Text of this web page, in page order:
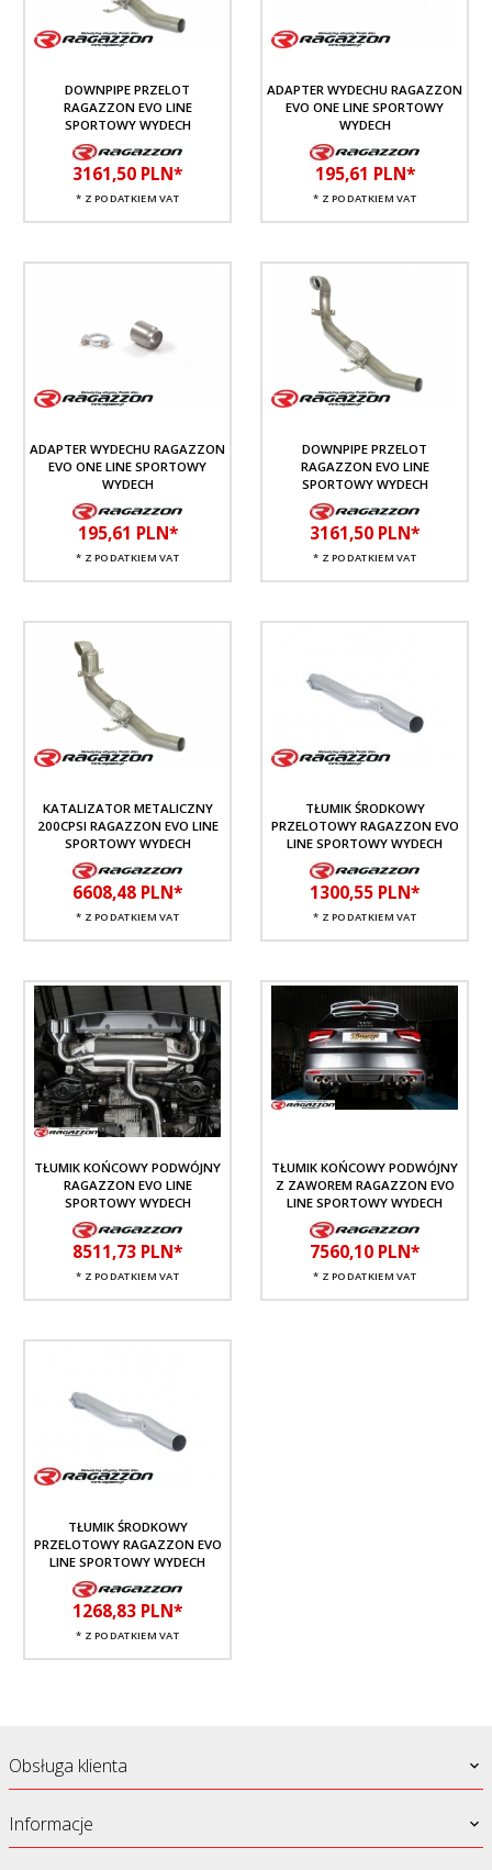
DOWNPIPE PRZELOT
RAGAZZON EVO LINE
SPORTOWY WYDECH
3161,50 PLN*
* Z PODATKIEM VAT
ADAPTER WYDECHU RAGAZZON
EVO ONE LINE SPORTOWY
WYDECH
195,61 PLN*
* Z PODATKIEM VAT
ADAPTER WYDECHU RAGAZZON
EVO ONE LINE SPORTOWY
WYDECH
195,61 PLN*
* Z PODATKIEM VAT
DOWNPIPE PRZELOT
RAGAZZON EVO LINE
SPORTOWY WYDECH
3161,50 PLN*
* Z PODATKIEM VAT
KATALIZATOR METALICZNY
200CPSI RAGAZZON EVO LINE
SPORTOWY WYDECH
6608,48 PLN*
* Z PODATKIEM VAT
TŁUMIK ŚRODKOWY
PRZELOTOWY RAGAZZON EVO
LINE SPORTOWY WYDECH
1300,55 PLN*
* Z PODATKIEM VAT
TŁUMIK KOŃCOWY PODWÓJNY
RAGAZZON EVO LINE
SPORTOWY WYDECH
8511,73 PLN*
* Z PODATKIEM VAT
TŁUMIK KOŃCOWY PODWÓJNY
Z ZAWOREM RAGAZZON EVO
LINE SPORTOWY WYDECH
7560,10 PLN*
* Z PODATKIEM VAT
TŁUMIK ŚRODKOWY
PRZELOTOWY RAGAZZON EVO
LINE SPORTOWY WYDECH
1268,83 PLN*
* Z PODATKIEM VAT
Obsługa klienta
Informacje